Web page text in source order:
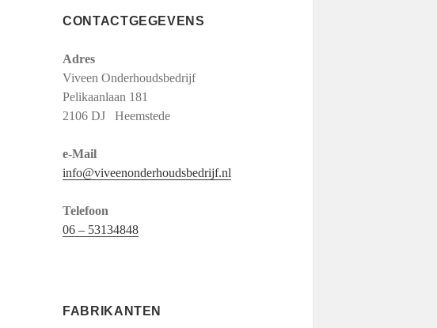
CONTACTGEGEVENS
Adres
Viveen Onderhoudsbedrijf
Pelikaanlaan 181
2106 DJ Heemstede
e-Mail
info@viveenonderhoudsbedrijf.nl
Telefoon
06 – 53134848
FABRIKANTEN